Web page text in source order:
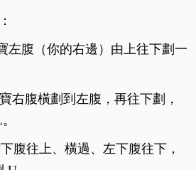
左腹（你的右邊）由上往下劃一
右腹橫劃到左腹，再往下劃，
腹往上、橫過、左下腹往下，